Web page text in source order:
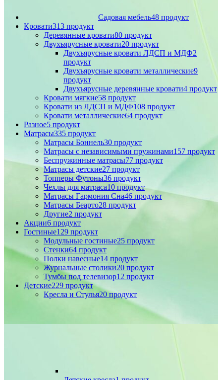
Садовая мебель48 продукт
Кровати313 продукт
Деревянные кровати80 продукт
Двухъярусные кровати20 продукт
Двухъярусные кровати ЛДСП и МДФ2
продукт
Двухъярусные кровати металлические9
продукт
Двухъярусные деревянные кровати4 продукт
Кровати мягкие58 продукт
Кровати из ЛДСП и МДФ108 продукт
Кровати металлические64 продукт
Разное5 продукт
Матрасы335 продукт
Матрасы Боннель30 продукт
Матрасы с независимыми пружинами157 продукт
Беспружинные матрасы77 продукт
Матрасы детские27 продукт
Топперы Футоны36 продукт
Чехлы для матраса10 продукт
Матрасы Гармония Сна46 продукт
Матрасы Беарто28 продукт
Другие2 продукт
Акции6 продукт
Гостиные129 продукт
Модульные гостиные25 продукт
Стенки64 продукт
Полки навесные14 продукт
Журнальные столики20 продукт
Тумбы под телевизор12 продукт
Детские229 продукт
Кресла и Стулья20 продукт